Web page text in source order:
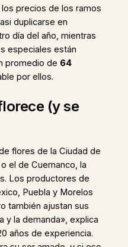
precios de los ramos
duplicarse en
día del año, mientras
especiales están
promedio de 64
por ellos.
(y se
flores de la Ciudad de
el de Cuemanco, la
Los productores de
Puebla y Morelos
también ajustan sus
y la demanda», explica
años de experiencia.